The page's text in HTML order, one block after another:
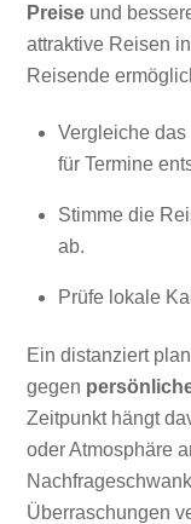
Preise und
attraktive Reisen
Reisende
Vergleiche
für Termine
Stimme die
ab.
Prüfe lokale
Ein distanziert
gegen
Zeitpunkt hängt
oder Atmosphäre
Überraschungen